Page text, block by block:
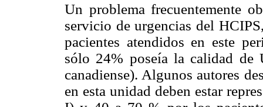
Un problema frecuentemente
servicio de urgencias del
pacientes atendidos en este
sólo 24% poseía la calidad
canadiense). Algunos autores
en esta unidad deben estar